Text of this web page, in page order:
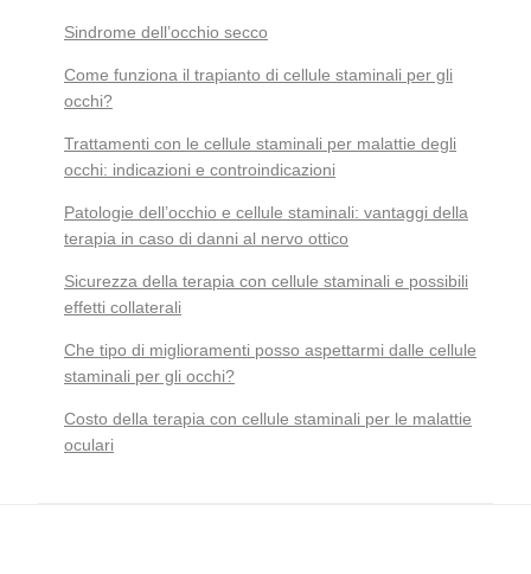
Sindrome dell’occhio secco
Come funziona il trapianto di cellule staminali per gli
occhi?
Trattamenti con le cellule staminali per malattie degli
occhi: indicazioni e controindicazioni
Patologie dell’occhio e cellule staminali: vantaggi della
terapia in caso di danni al nervo ottico
Sicurezza della terapia con cellule staminali e possibili
effetti collaterali
Che tipo di miglioramenti posso aspettarmi dalle cellule
staminali per gli occhi?
Costo della terapia con cellule staminali per le malattie
oculari